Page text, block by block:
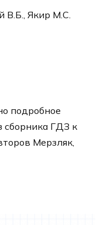
В.Б., Якир М.С.
подробное
сборника ГДЗ к
Мерзляк,